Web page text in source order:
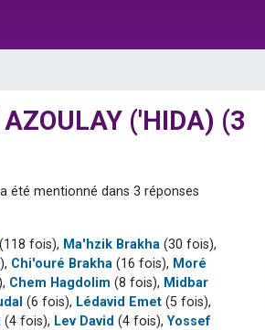
('HIDA) (3
été mentionné dans 3 réponses
(118 fois), Ma'hzik Brakha (30 fois),
Chi'ouré Brakha (16 fois), Moré
Chem Hagdolim (8 fois), Midbar
(6 fois), Lédavid Emet (5 fois),
(4 fois), Lev David (4 fois),Yossef